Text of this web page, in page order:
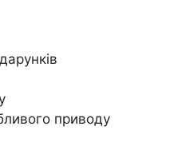
приводу